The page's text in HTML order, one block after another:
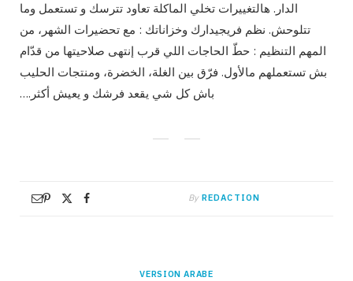
الدار. هالتغييرات تخلي الماكلة تعاود تترسك و تستعمل وما
تتلوحش. نظم فريجيدارك وخزاناتك : مع تحضيرات الشهر، من
المهم التنظيم : حطّ الحاجات اللي قرب إنتهى صلاحيتها من قدّام
بش تستعملهم مالأول. فرّق بين الغلة، الخضرة، ومنتجات الحليب
باش كل شي يقعد فرشك و يعيش أكثر.…
By REDACTION
VERSION ARABE